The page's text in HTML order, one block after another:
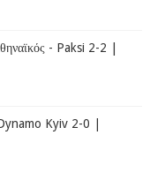
- Paksi 2-2 |
Kyiv 2-0 |